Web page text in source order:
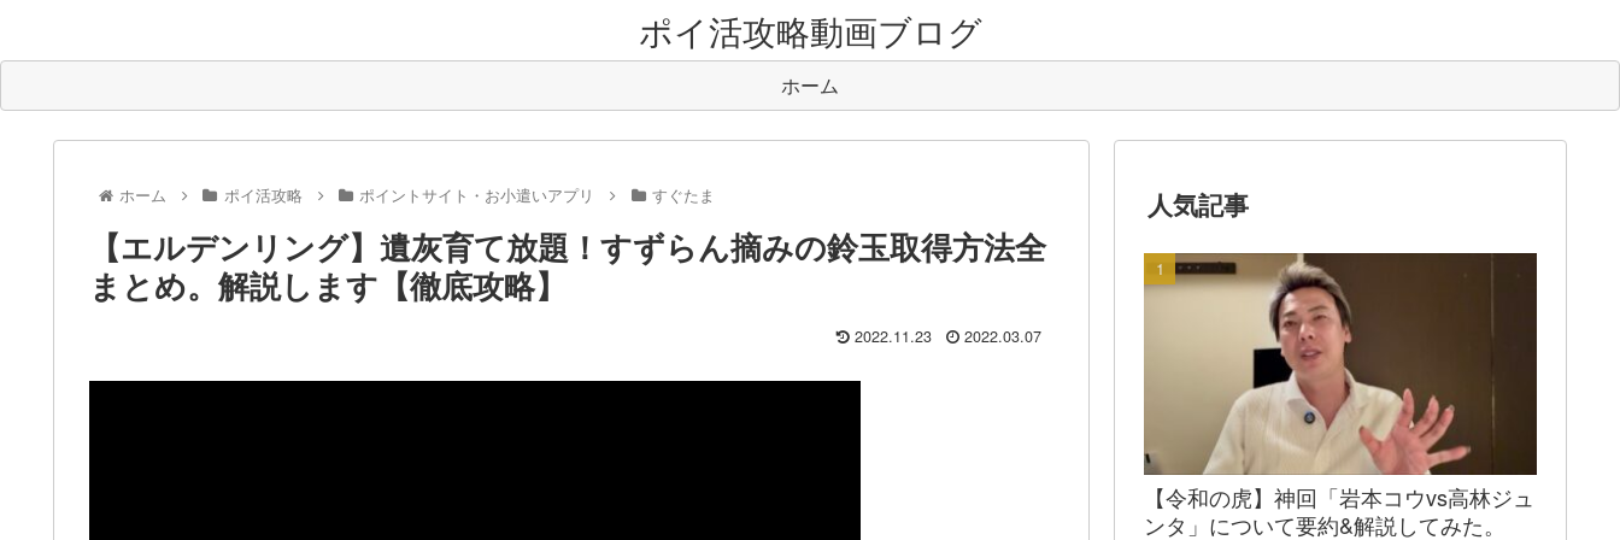
ポイ活攻略動画ブログ
ホーム
ホーム ポイ活攻略 ポイントサイト・お小遣いアプリ すぐたま
【エルデンリング】遺灰育て放題！すずらん摘みの鈴玉取得方法全
まとめ。解説します【徹底攻略】
2022.11.23 2022.03.07
人気記事
【令和の虎】神回「岩本コウvs高林ジュ
ンタ」について要約&解説してみた。